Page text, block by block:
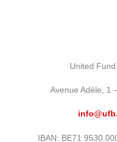
United
Avenue Adèle, 1
IBAN: BE71